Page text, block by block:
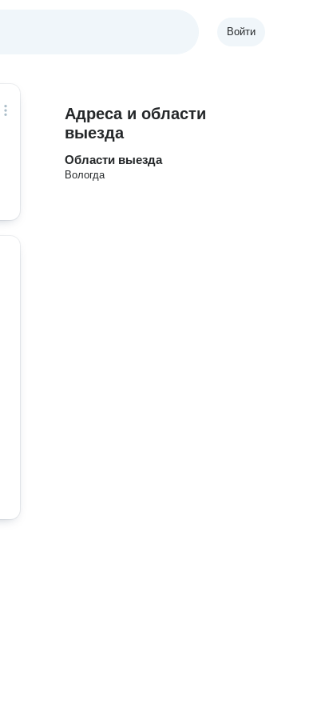
Войти
Адреса и области
выезда
Области выезда
Вологда